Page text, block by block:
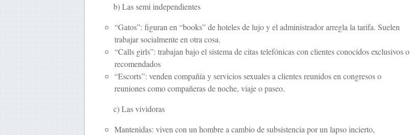
b) Las semi independientes
“Gatos”: figuran en “books” de hoteles de lujo y el administrador arregla la tarifa. Suelen
trabajar socialmente en otra cosa.
“Calls girls”: trabajan bajo el sistema de citas telefónicas con clientes conocidos exclusivos o
recomendados
“Escorts”: venden compañía y servicios sexuales a clientes reunidos en congresos o
reuniones como compañeras de noche, viaje o paseo.
c) Las vividoras
Mantenidas: viven con un hombre a cambio de subsistencia por un lapso incierto,